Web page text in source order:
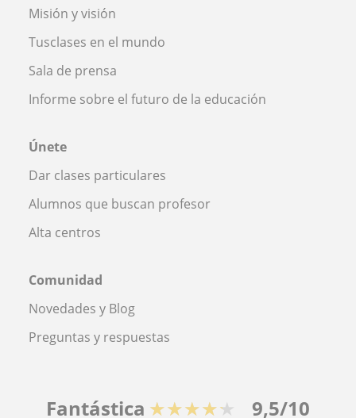
Misión y visión
Tusclases en el mundo
Sala de prensa
Informe sobre el futuro de la educación
Únete
Dar clases particulares
Alumnos que buscan profesor
Alta centros
Comunidad
Novedades y Blog
Preguntas y respuestas
Fantástica ★★★★★ 9,5/10